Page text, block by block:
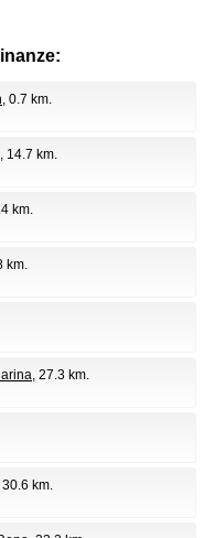
, 0.7 km.
, 14.7 km.
km.
km.
, 27.3 km.
30.6 km.